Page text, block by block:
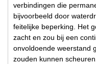
verbindingen die
bijvoorbeeld door
feitelijke beperking. Het
zacht en zou bij een
onvoldoende weerstand
zouden kunnen